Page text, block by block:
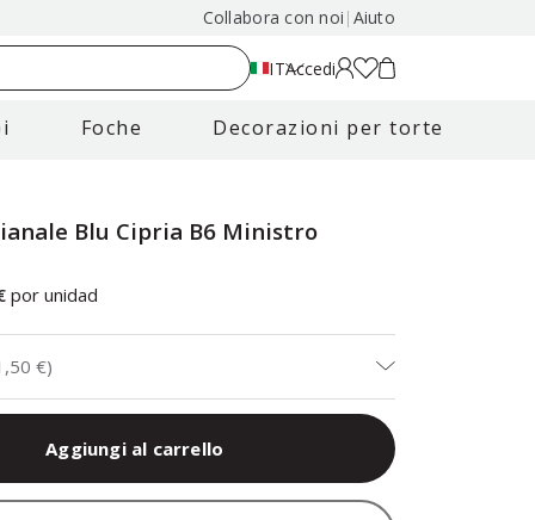
Collabora con noi | Aiuto
ITAccedi
Foche Decorazioni per torte
Blu Cipria B6 Ministro
por unidad
€)
Aggiungi al carrello